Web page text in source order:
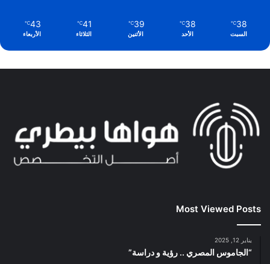
38
℃
السبت
38
℃
الأحد
39
℃
الأثنين
41
℃
الثلاثاء
43
℃
الأربعاء
Most Viewed Posts
يناير 12, 2025
“الجاموس المصري .. رؤية و دراسة”